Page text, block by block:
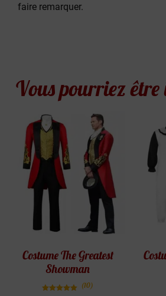
faire remarquer.
Vous pourriez être
Costume The Greatest
Showman
(10)